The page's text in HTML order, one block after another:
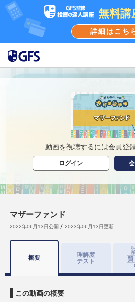
無料講
詳細はこち
動画を視聴するには会員登
ログイン
マザーファンド
2022年06月13日公開 2023年06月13日更新
概要
理解度
テスト
この動画の概要